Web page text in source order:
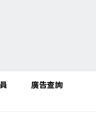
廣告查詢